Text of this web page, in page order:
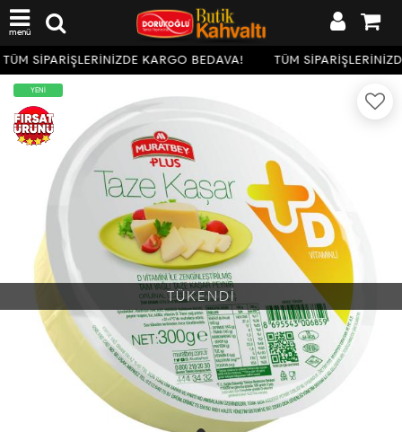
menü
TÜM SİPARİŞLERİNİZDE KARGO BEDAVA! TÜM
TÜKENDİ
YENİ